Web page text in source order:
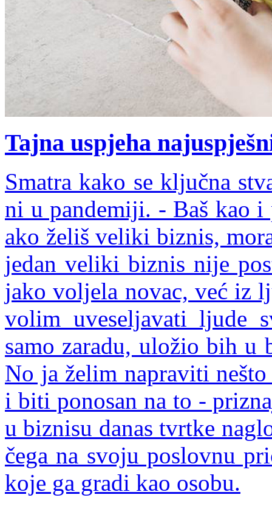
Tajna uspjeha
Smatra kako se ključna
ni u pandemiji. - Baš kao
ako želiš veliki biznis,
jedan veliki biznis nije
jako voljela novac, već iz
volim uveseljavati ljude
samo zaradu, uložio bih
No ja želim napraviti
i biti ponosan na to -
u biznisu danas tvrtke
čega na svoju poslovnu
koje ga gradi kao osobu.